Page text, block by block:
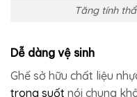
Tăng tính
Dễ dàng vệ sinh
Ghế sở hữu chất liệu
trong suốt nói chung